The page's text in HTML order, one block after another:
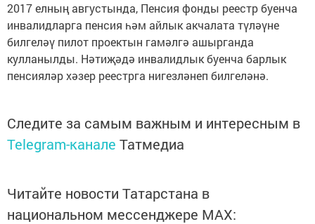
2017 елның августында, Пенсия фонды рееcтр буенча
инвалидларга пенсия һәм айлык акчалата түләүне
билгеләү пилот проектын гамәлгә ашырганда
кулланылды. Нәтиҗәдә инвалидлык буенча барлык
пенсияләр хәзер реестрга нигезләнеп билгеләнә.
Следите за самым важным и интересным в
Telegram-канале Татмедиа
Читайте новости Татарстана в
национальном мессенджере MАХ: